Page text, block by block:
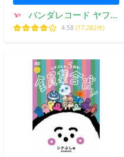
バンダレコード ヤフー
店
4.58 (17,282件)